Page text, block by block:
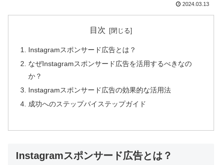
2024.03.13
目次
Instagramスポンサード広告とは？
なぜInstagramスポンサード広告を活用するべきなの
か？
Instagramスポンサード広告の効果的な活用法
成功へのステップバイステップガイド
Instagramスポンサード広告とは？